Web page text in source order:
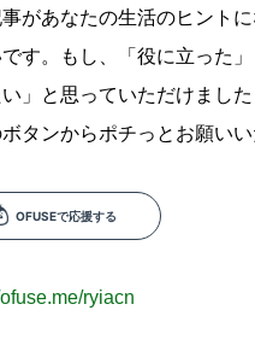
事があなたの生活のヒント
す。もし、「役に立った
」と思っていただけました
タンからポチっとお願いい
ryiacn